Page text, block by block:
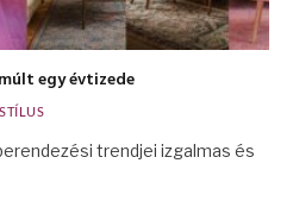
egy évtizede
STÍLUS
trendjei izgalmas és